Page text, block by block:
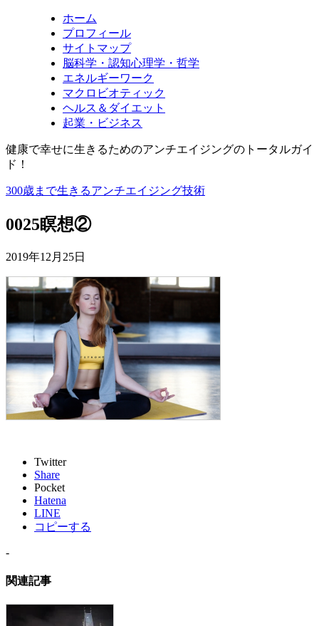
ホーム
プロフィール
サイトマップ
脳科学・認知心理学・哲学
エネルギーワーク
マクロビオティック
ヘルス＆ダイエット
起業・ビジネス
健康で幸せに生きるためのアンチエイジングのトータルガイ
ド！
300歳まで生きるアンチエイジング技術
0025瞑想②
2019年12月25日
Twitter
Share
Pocket
Hatena
LINE
コピーする
-
関連記事